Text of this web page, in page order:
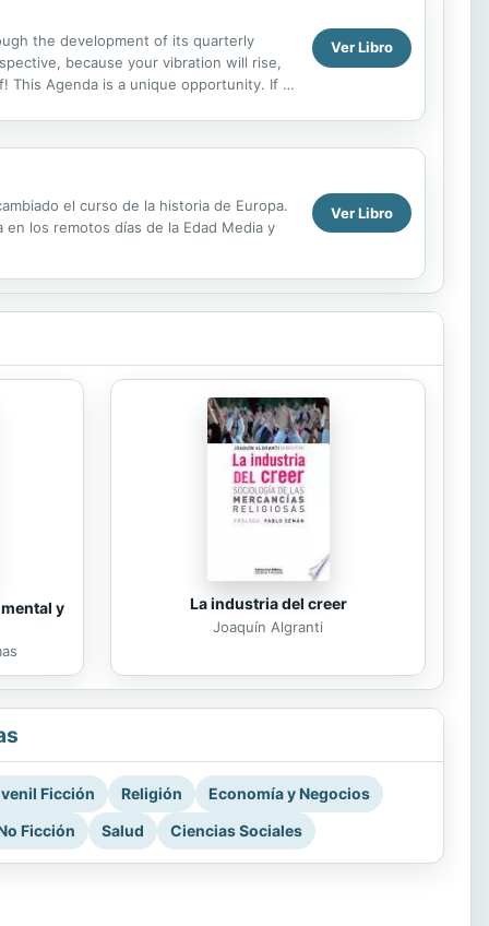
the development of its quarterly
because your vibration will rise,
This Agenda is a unique opportunity. If it
Ver Libro
el curso de la historia de Europa.
los remotos días de la Edad Media y
Ver Libro
y La industria del creer
Joaquín Algranti
Ficción Religión
Economía y Negocios
Ficción
Salud Ciencias Sociales